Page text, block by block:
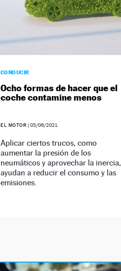
CONDUCIR
Ocho formas de hacer que el
coche contamine menos
EL MOTOR | 05/06/2021
Aplicar ciertos trucos, como
aumentar la presión de los
neumáticos y aprovechar la inercia,
ayudan a reducir el consumo y las
emisiones.